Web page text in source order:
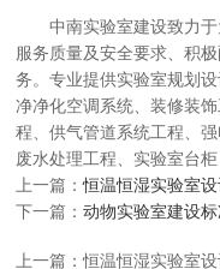
中南实验室建设致力于
服务质量及安全要求、积
务。专业提供实验室规划
净净化空调系统、装修装
程、供气管道系统工程、
废水处理工程、实验室台
上一篇：恒温恒湿实验室
下一篇：动物实验室建设
上一篇：恒温恒湿实验室